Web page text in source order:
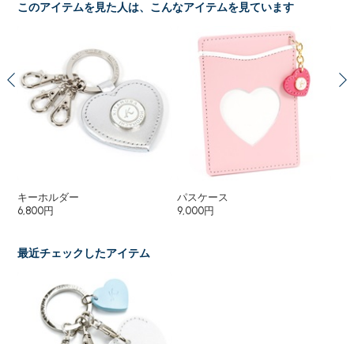
このアイテムを見た人は、こんなアイテムを見ています
キーホルダー
6,800円
パスケース
9,000円
最近チェックしたアイテム